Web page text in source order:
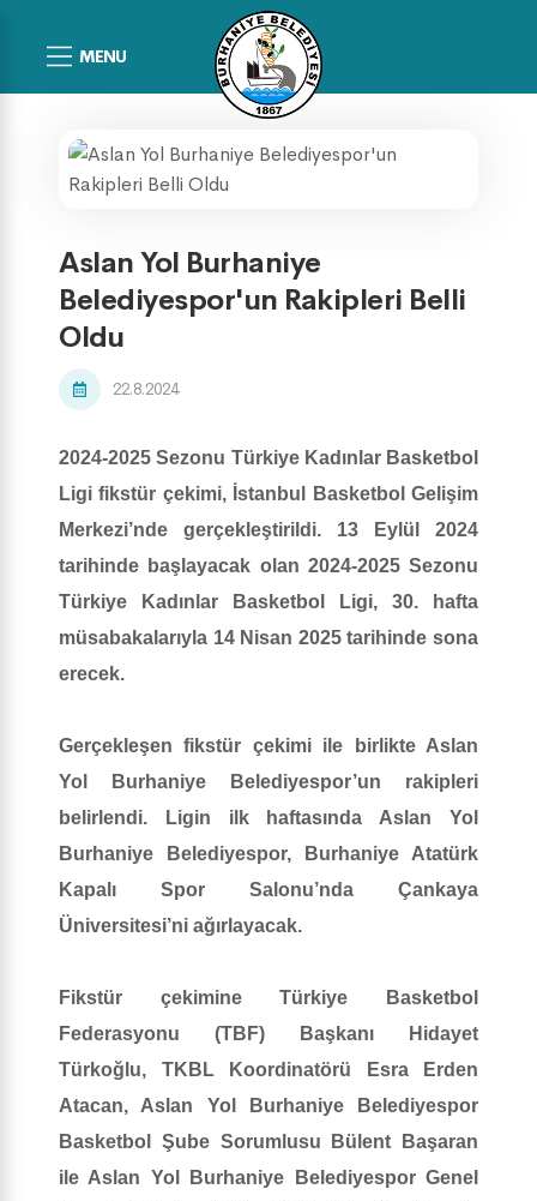
MENU
Aslan Yol Burhaniye
Belediyespor'un Rakipleri Belli
Oldu
22.8.2024
2024-2025 Sezonu Türkiye Kadınlar Basketbol
Ligi fikstür çekimi, İstanbul Basketbol Gelişim
Merkezi’nde gerçekleştirildi. 13 Eylül 2024
tarihinde başlayacak olan 2024-2025 Sezonu
Türkiye Kadınlar Basketbol Ligi, 30. hafta
müsabakalarıyla 14 Nisan 2025 tarihinde sona
erecek.
Gerçekleşen fikstür çekimi ile birlikte Aslan
Yol Burhaniye Belediyespor’un rakipleri
belirlendi. Ligin ilk haftasında Aslan Yol
Burhaniye Belediyespor, Burhaniye Atatürk
Kapalı Spor Salonu’nda Çankaya
Üniversitesi’ni ağırlayacak.
Fikstür çekimine Türkiye Basketbol
Federasyonu (TBF) Başkanı Hidayet
Türkoğlu, TKBL Koordinatörü Esra Erden
Atacan, Aslan Yol Burhaniye Belediyespor
Basketbol Şube Sorumlusu Bülent Başaran
ile Aslan Yol Burhaniye Belediyespor Genel